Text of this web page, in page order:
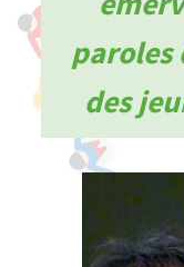
paroles
des